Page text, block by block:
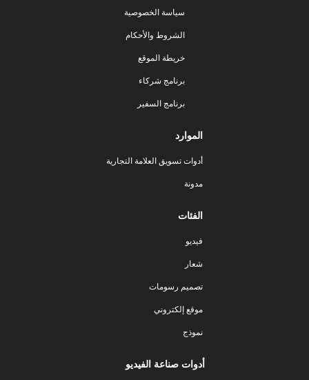
سياسة الخصوصية
الشروط والأحكام
خريطة الموقع
برنامج شركاء
برنامج السفير
الموارد
أدوات تسويق العلامة التجارية
مدونة
الفئات
فيديو
شعار
تصميم رسومات
موقع إلكتروني
نموذج
أدوات صناعة الفيديو